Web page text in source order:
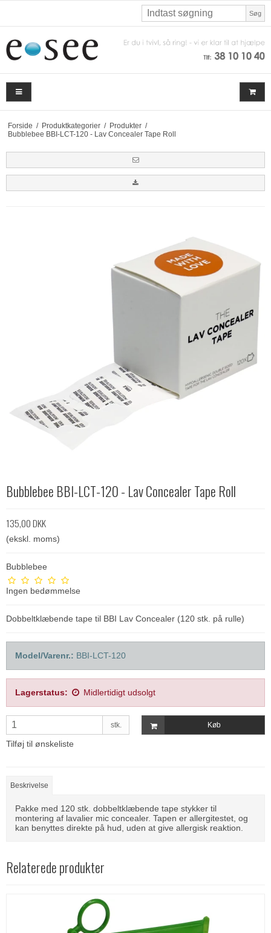
Søg
Forside / Produktkategorier / Produkter /
Bubblebee BBI-LCT-120 - Lav Concealer Tape Roll
Bubblebee BBI-LCT-120 - Lav Concealer Tape Roll
135,00 DKK
(ekskl. moms)
Bubblebee
Ingen bedømmelse
Dobbeltklæbende tape til BBI Lav Concealer (120 stk. på rulle)
Model/Varenr.: BBI-LCT-120
Lagerstatus: Midlertidigt udsolgt
stk. Køb
Tilføj til ønskeliste
Beskrivelse
Pakke med 120 stk. dobbeltklæbende tape stykker til
montering af lavalier mic concealer. Tapen er allergitestet, og
kan benyttes direkte på hud, uden at give allergisk reaktion.
Relaterede produkter